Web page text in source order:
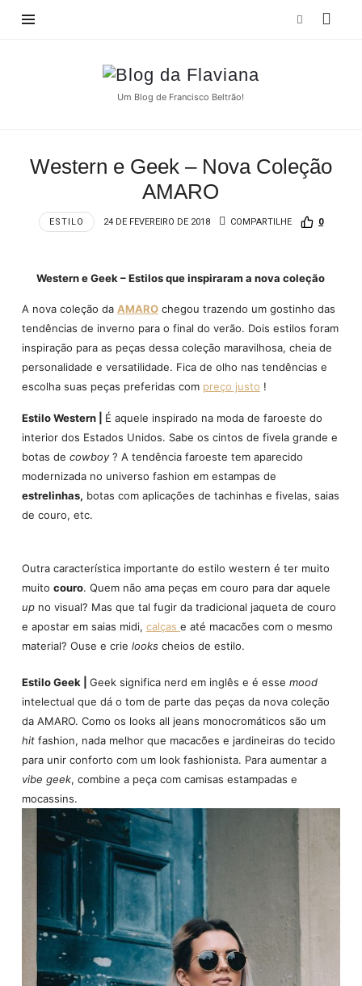
Blog
daUm Blog de Francisco Beltrão!
Western e Geek – Nova Coleção
AMARO
ESTILO 24 DE FEVEREIRO DE 2018 COMPARTILHE 0
Western e Geek – Estilos que inspiraram a nova coleção
A nova coleção da AMAROchegou trazendo um gostinho das
tendências de inverno para o final do verão. Dois estilos foram
inspiração para as peças dessa coleção maravilhosa, cheia de
personalidade e versatilidade. Fica de olho nas tendências e
escolha suas peças preferidas com preço justo !
Estilo Western | É aquele inspirado na moda de faroeste do
interior dos Estados Unidos. Sabe os cintos de fivela grande e
botas de cowboy? A tendência faroeste tem aparecido
modernizada no universo fashion em estampas de
estrelinhas, botas com aplicações de tachinhas e fivelas, saias
de couro, etc.
Outra característica importante do estilo western é ter muito
muito couro. Quem não ama peças em couro para dar aquele
upno visual? Mas que tal fugir da tradicional jaqueta de couro
e apostar em saias midi, calças e até macacões com o mesmo
material? Ouse e crie lookscheios de estilo.
Estilo Geek | Geek significa nerd em inglês e é esse mood
intelectual que dá o tom de parte das peças da nova coleção
da AMARO. Como os looks all jeans monocromáticos são um
hitfashion, nada melhor que macacões e jardineiras do tecido
para unir conforto com um look fashionista. Para aumentar a
vibe geek, combine a peça com camisas estampadas e
mocassins.